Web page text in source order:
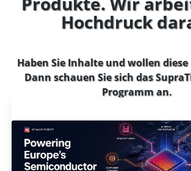
Hochdruck
Haben Sie Inhalte und wollen
Dann schauen Sie sich das
Programman.